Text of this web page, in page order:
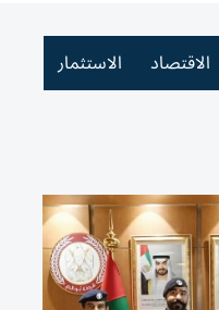
الاقتصاد الاستثمار